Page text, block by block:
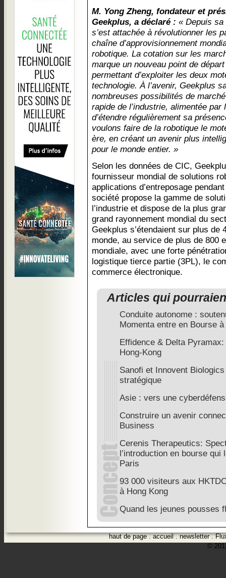
M. Yong Zheng, fondateur et
Geekplus, a déclaré : « Depuis
s’est attachée à révolutionner les
chaîne d’approvisionnement
robotique. La cotation sur les
marque un nouveau point de
permettant d’exploiter les deux
technologie. À l’avenir, Geekplus
nombreuses possibilités de
rapide de l’industrie, alimentée par
d’étendre régulièrement sa
voulons faire de la robotique le
ère, en créant un avenir plus
pour le monde entier. »
Selon les données de CIC,
fournisseur mondial de solutions
applications d’entreposage
société propose la gamme de
l’industrie et dispose de la plus
grand rayonnement mondial du
Geekplus s’étendaient sur plus de
monde, au service de plus de 800
mondiale, avec une forte
logistique tierce partie (3PL), le
commerce électronique.
Articles qui
Conduite autonome :
Momenta entre en Bourse
Effidence & Delta
Hong-Kong
Sanofi et Innovent
stratégique
Asie : vers une
Construire un avenir
Business
Cerenis Therapeutics:
l’introduction en bourse
Paris
93 000 visiteurs aux
à Hong Kong
Quand les jeunes pousses
haut de page.accueil.newsletter.
©